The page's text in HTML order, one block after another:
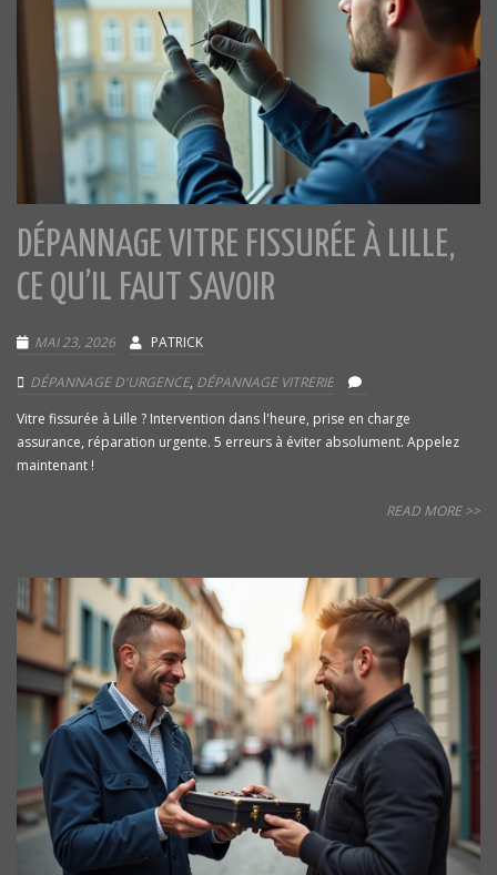
DÉPANNAGE VITRE FISSURÉE À LILLE,
CE QU’IL FAUT SAVOIR
MAI 23, 2026 PATRICK
DÉPANNAGE D'URGENCE, DÉPANNAGE VITRERIE
Vitre fissurée à Lille ? Intervention dans l'heure, prise en charge
assurance, réparation urgente. 5 erreurs à éviter absolument. Appelez
maintenant !
READ MORE >>